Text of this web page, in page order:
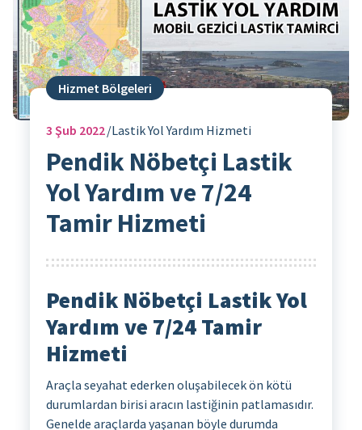
Hizmet Bölgeleri
3 Şub 2022 Lastik Yol Yardım Hizmeti
Pendik Nöbetçi Lastik
Yol Yardım ve 7/24
Tamir Hizmeti
Pendik Nöbetçi Lastik Yol
Yardım ve 7/24 Tamir
Hizmeti
Araçla seyahat ederken oluşabilecek ön kötü
durumlardan birisi aracın lastiğinin patlamasıdır.
Genelde araçlarda yaşanan böyle durumda